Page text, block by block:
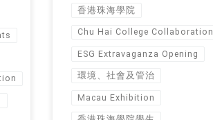
香港珠海學院
Chu Hai College Collaboration
ESG Extravaganza Opening
環境、社會及管治
Macau Exhibition